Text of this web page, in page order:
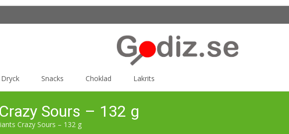
Snacks Choklad Lakrits
Sours – 132 g
Crazy Sours – 132 g